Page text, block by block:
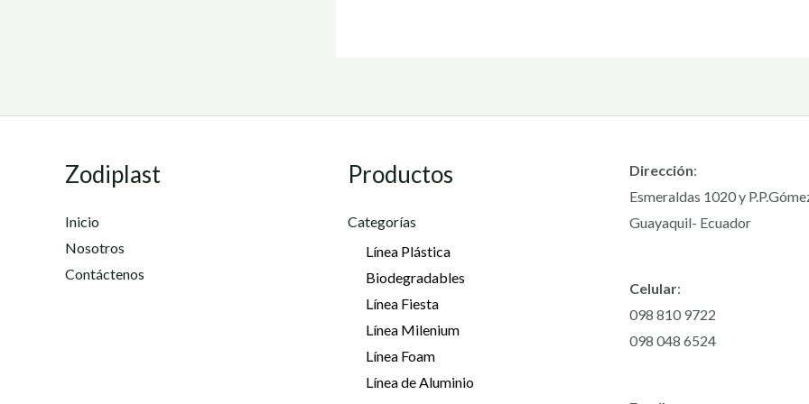
Zodiplast
Inicio
Nosotros
Contáctenos
Productos
Categorías
Línea Plástica
Biodegradables
Línea Fiesta
Línea Milenium
Línea Foam
Línea de Aluminio
Dirección:
Esmeraldas 1020 y
Guayaquil- Ecuador
Celular:
098 810 9722
098 048 6524